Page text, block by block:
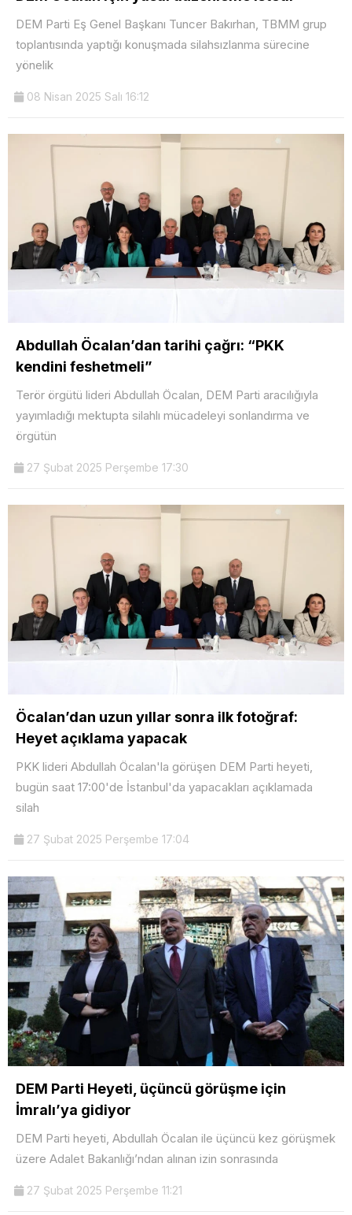
DEM Parti Eş Genel Başkanı Tuncer Bakırhan, TBMM grup
toplantısında yaptığı konuşmada silahsızlanma sürecine
yönelik
08 Nisan 2025 Salı 16:12
Abdullah Öcalan’dan tarihi çağrı: “PKK
kendini feshetmeli”
Terör örgütü lideri Abdullah Öcalan, DEM Parti aracılığıyla
yayımladığı mektupta silahlı mücadeleyi sonlandırma ve
örgütün
27 Şubat 2025 Perşembe 17:30
Öcalan’dan uzun yıllar sonra ilk fotoğraf:
Heyet açıklama yapacak
PKK lideri Abdullah Öcalan'la görüşen DEM Parti heyeti,
bugün saat 17:00'de İstanbul'da yapacakları açıklamada
silah
27 Şubat 2025 Perşembe 17:04
DEM Parti Heyeti, üçüncü görüşme için
İmralı’ya gidiyor
DEM Parti heyeti, Abdullah Öcalan ile üçüncü kez görüşmek
üzere Adalet Bakanlığı’ndan alınan izin sonrasında
27 Şubat 2025 Perşembe 11:21